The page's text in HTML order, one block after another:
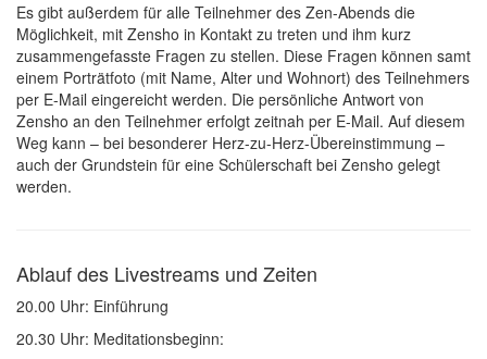
Es gibt außerdem für alle Teilnehmer des Zen-Abends die
Möglichkeit, mit Zensho in Kontakt zu treten und ihm kurz
zusammengefasste Fragen zu stellen. Diese Fragen können samt
einem Porträtfoto (mit Name, Alter und Wohnort) des Teilnehmers
per E-Mail eingereicht werden. Die persönliche Antwort von
Zensho an den Teilnehmer erfolgt zeitnah per E-Mail. Auf diesem
Weg kann – bei besonderer Herz-zu-Herz-Übereinstimmung –
auch der Grundstein für eine Schülerschaft bei Zensho gelegt
werden.
Ablauf des Livestreams und Zeiten
20.00 Uhr: Einführung
20.30 Uhr: Meditationsbeginn: